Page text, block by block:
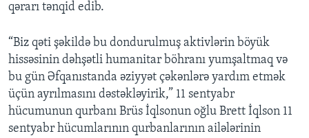
qərarı tənqid edib.
“Biz qəti şəkildə bu dondurulmuş aktivlərin böyük
hissəsinin dəhşətli humanitar böhranı yumşaltmaq və
bu gün Əfqanıstanda əziyyət çəkənlərə yardım etmək
üçün ayrılmasını dəstəkləyirik,” 11 sentyabr
hücumunun qurbanı Brüs İqlsonun oğlu Brett İqlson 11
sentyabr hücumlarının qurbanlarının ailələrinin